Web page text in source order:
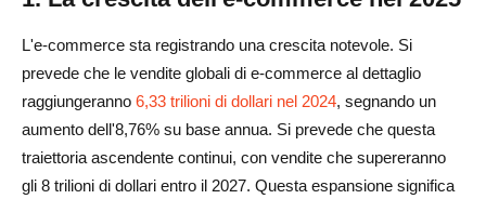
L'e-commerce sta registrando una crescita notevole. Si
prevede che le vendite globali di e-commerce al dettaglio
raggiungeranno 6,33 trilioni di dollari nel 2024, segnando un
aumento dell'8,76% su base annua. Si prevede che questa
traiettoria ascendente continui, con vendite che supereranno
gli 8 trilioni di dollari entro il 2027. Questa espansione significa